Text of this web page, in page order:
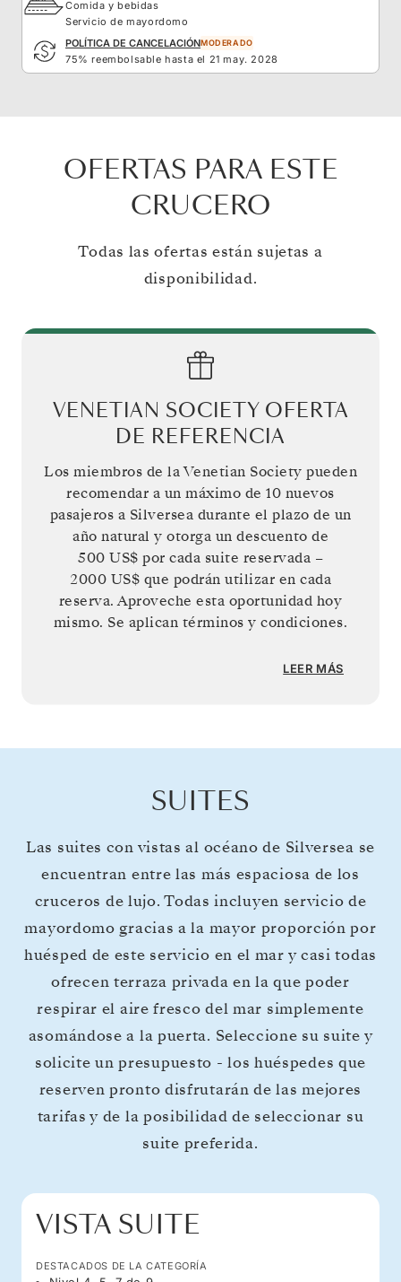
Comida y bebidas
Servicio de mayordomo
POLÍTICA DE CANCELACIÓNMODERADO
75% reembolsable hasta el 21 may. 2028
OFERTAS PARA ESTE
CRUCERO
Todas las ofertas están sujetas a
disponibilidad.
VENETIAN SOCIETY OFERTA
DE REFERENCIA
Los miembros de la Venetian Society pueden
recomendar a un máximo de 10 nuevos
pasajeros a Silversea durante el plazo de un
año natural y otorga un descuento de
500 US$ por cada suite reservada –
2000 US$ que podrán utilizar en cada
reserva. Aproveche esta oportunidad hoy
mismo. Se aplican términos y condiciones.
LEER MÁS
SUITES
Las suites con vistas al océano de Silversea se
encuentran entre las más espaciosa de los
cruceros de lujo. Todas incluyen servicio de
mayordomo gracias a la mayor proporción por
huésped de este servicio en el mar y casi todas
ofrecen terraza privada en la que poder
respirar el aire fresco del mar simplemente
asomándose a la puerta. Seleccione su suite y
solicite un presupuesto - los huéspedes que
reserven pronto disfrutarán de las mejores
tarifas y de la posibilidad de seleccionar su
suite preferida.
VISTA SUITE
DESTACADOS DE LA CATEGORÍA